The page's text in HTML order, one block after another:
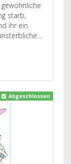
starb,
ihr ein
Abgeschlossen